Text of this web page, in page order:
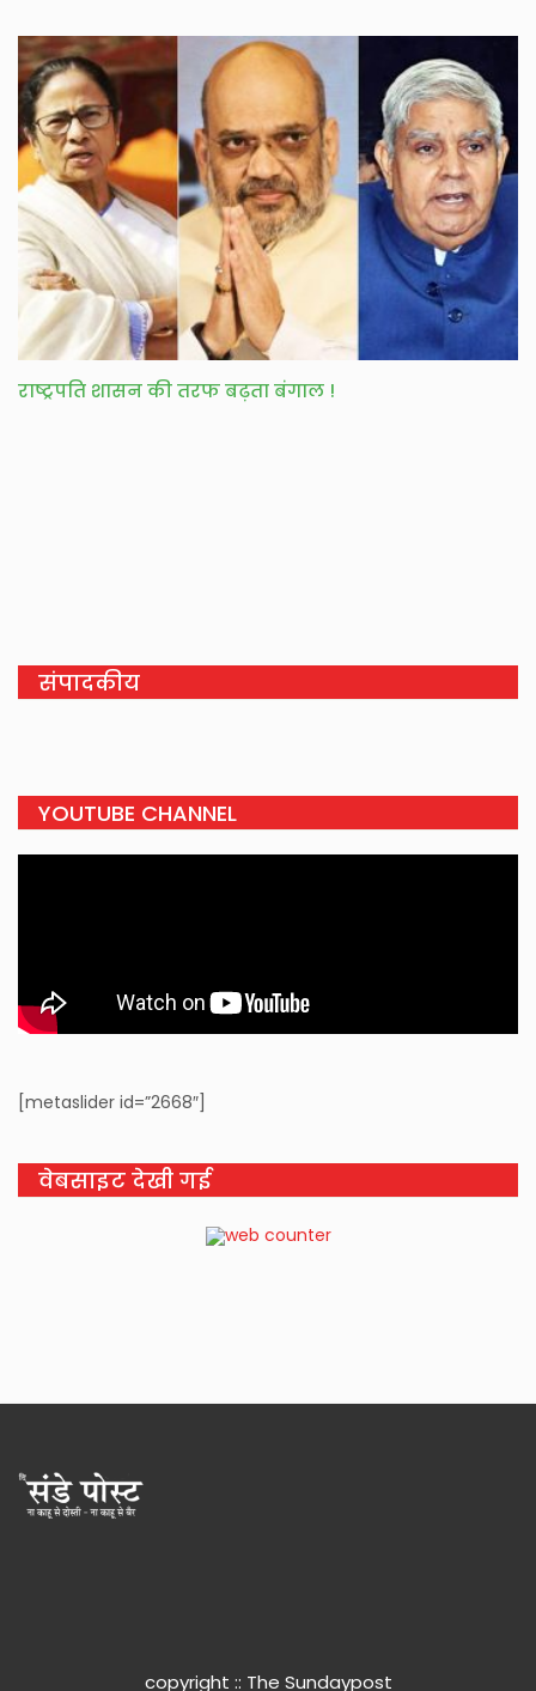
राष्ट्रपति शासन की तरफ बढ़ता बंगाल !
संपादकीय
YOUTUBE CHANNEL
[metaslider id=”2668″]
वेबसाइट देखी गई
copyright :: The Sundaypost